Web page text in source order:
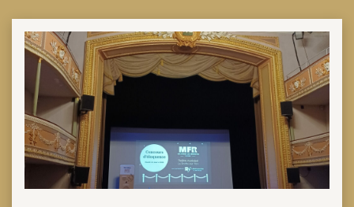
NOTRE
ACTUALITÉ
VENEZ
TRAVAILLER
EN
MFR